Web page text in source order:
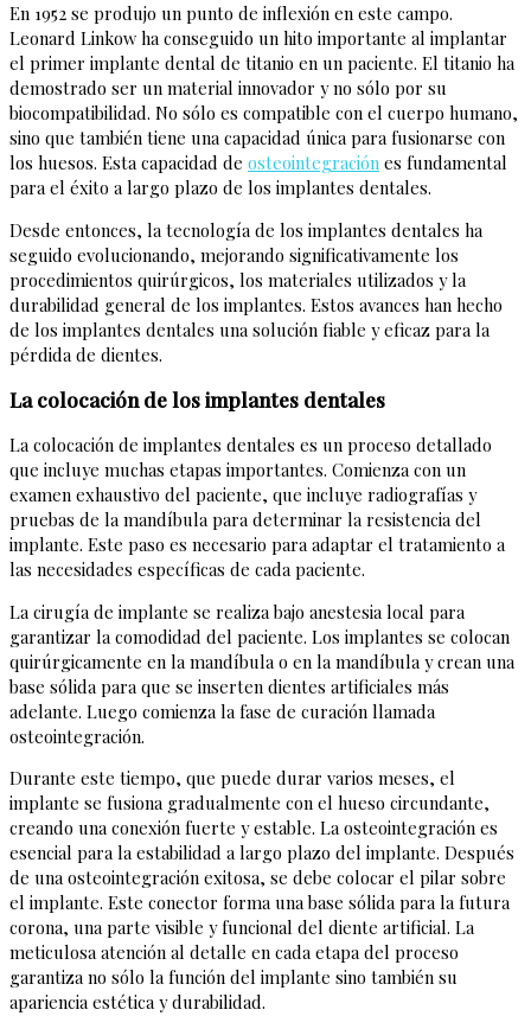
En 1952 se produjo un punto de inflexión en este campo.
Leonard Linkow ha conseguido un hito importante al implantar
el primer implante dental de titanio en un paciente. El titanio ha
demostrado ser un material innovador y no sólo por su
biocompatibilidad. No sólo es compatible con el cuerpo humano,
sino que también tiene una capacidad única para fusionarse con
los huesos. Esta capacidad de osteointegración es fundamental
para el éxito a largo plazo de los implantes dentales.
Desde entonces, la tecnología de los implantes dentales ha
seguido evolucionando, mejorando significativamente los
procedimientos quirúrgicos, los materiales utilizados y la
durabilidad general de los implantes. Estos avances han hecho
de los implantes dentales una solución fiable y eficaz para la
pérdida de dientes.
La colocación de los implantes dentales
La colocación de implantes dentales es un proceso detallado
que incluye muchas etapas importantes. Comienza con un
examen exhaustivo del paciente, que incluye radiografías y
pruebas de la mandíbula para determinar la resistencia del
implante. Este paso es necesario para adaptar el tratamiento a
las necesidades específicas de cada paciente.
La cirugía de implante se realiza bajo anestesia local para
garantizar la comodidad del paciente. Los implantes se colocan
quirúrgicamente en la mandíbula o en la mandíbula y crean una
base sólida para que se inserten dientes artificiales más
adelante. Luego comienza la fase de curación llamada
osteointegración.
Durante este tiempo, que puede durar varios meses, el
implante se fusiona gradualmente con el hueso circundante,
creando una conexión fuerte y estable. La osteointegración es
esencial para la estabilidad a largo plazo del implante. Después
de una osteointegración exitosa, se debe colocar el pilar sobre
el implante. Este conector forma una base sólida para la futura
corona, una parte visible y funcional del diente artificial. La
meticulosa atención al detalle en cada etapa del proceso
garantiza no sólo la función del implante sino también su
apariencia estética y durabilidad.